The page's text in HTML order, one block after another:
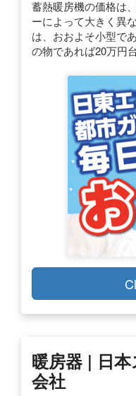
蓄熱暖房機の価格は
ーによって大きく異
は、おおよそ小型で
の物であれば20万円
暖房器 | 日
会社